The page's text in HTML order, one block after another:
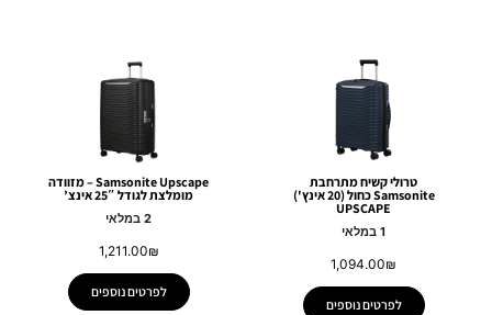
טרולי קשיח מתרחבת
Samsonite כחול (20 אינץ')
UPSCAPE
1 במלאי
1,094.00₪
לפרטים נוספים
Samsonite Upscape – מזוודה
מומלצת לגודל 25″ אינצ’
2 במלאי
1,211.00₪
לפרטים נוספים